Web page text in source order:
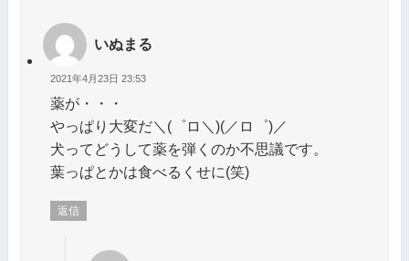
いぬまる
2021年4月23日 23:53
薬が・・・
やっぱり大変だ＼(゜ロ＼)(／ロ゜)／
犬ってどうして薬を弾くのか不思議です。
葉っぱとかは食べるくせに(笑)
返信